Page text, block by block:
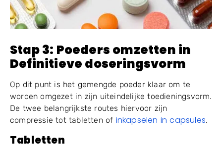
Stap3: Poeders omzetten in
Definitieve doseringsvorm
Op dit punt is het gemengde poeder klaar om te
worden omgezet in zijn uiteindelijke toedieningsvorm.
De twee belangrijkste routes hiervoor zijn
compressie tot tabletten of inkapselen in capsules.
Tabletten